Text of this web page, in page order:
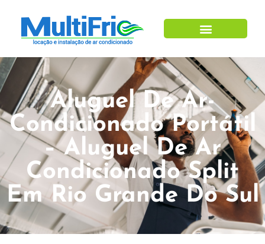
Aluguel De Ar-
Condicionado Portátil
– Aluguel De Ar
Condicionado Split
Em Rio Grande Do Sul